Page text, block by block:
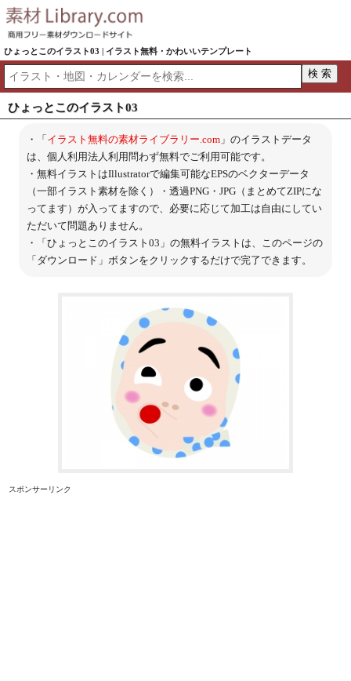
ひょっとこのイラスト03 | イラスト無料・かわいいテンプレート
ひょっとこのイラスト03
・「イラスト無料の素材ライブラリー.com」のイラストデータ
は、個人利用法人利用問わず無料でご利用可能です。
・無料イラストはIllustratorで編集可能なEPSのベクターデータ
（一部イラスト素材を除く）・透過PNG・JPG（まとめてZIPにな
ってます）が入ってますので、必要に応じて加工は自由にしてい
ただいて問題ありません。
・「ひょっとこのイラスト03」の無料イラストは、このページの
「ダウンロード」ボタンをクリックするだけで完了できます。
スポンサーリンク